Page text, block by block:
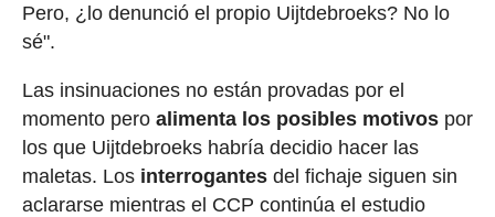
Pero, ¿lo denunció el propio Uijtdebroeks? No lo
sé".
Las insinuaciones no están provadas por el
momento peroalimenta los posibles motivospor
los que Uijtdebroeks habría decidio hacer las
maletas. Los interrogantesdel fichaje siguen sin
aclararse mientras el CCP continúa el estudio